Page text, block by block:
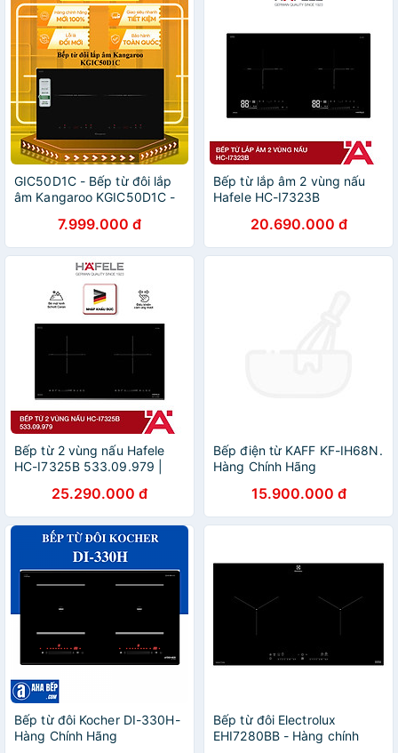
GIC50D1C - Bếp từ đôi lắp
âm Kangaroo KGIC50D1C -
7.999.000 đ
Bếp từ lắp âm 2 vùng nấu
Hafele HC-I7323B
20.690.000 đ
Bếp từ 2 vùng nấu Hafele
HC-I7325B 533.09.979 |
hãng | Bảo hành chính hãng
25.290.000 đ
Bếp điện từ KAFF KF-IH68N.
Hàng Chính Hãng
15.900.000 đ
Bếp từ đôi Kocher DI-330H-
Hàng Chính Hãng
Bếp từ đôi Electrolux
EHI7280BB - Hàng chính